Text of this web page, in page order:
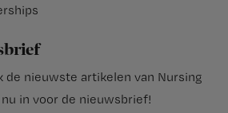
de nieuwste artikelen van Nursing
in voor de nieuwsbrief!